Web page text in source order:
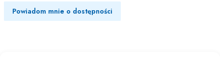
Powiadom mnie o dostępności